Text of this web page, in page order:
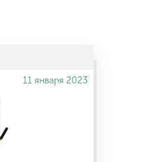
11 января 2023